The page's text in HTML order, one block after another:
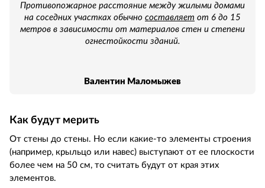
Противопожарное расстояние между жилыми домами
на соседних участках обычно составляет от 6 до 15
метров в зависимости от материалов стен и степени
огнестойкости зданий.
Валентин Маломыжев
Как будут мерить
От стены до стены. Но если какие-то элементы строения
(например, крыльцо или навес) выступают от ее плоскости
более чем на 50 см, то считать будут от края этих
элементов.